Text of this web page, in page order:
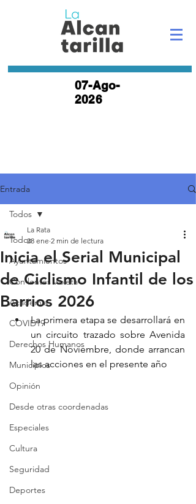
07-Ago-
2026
Entrada
Todos
Ayuntamientos
Con lentes violeta
Academia
COVID19
Derechos Humanos
Municipios
Opinión
Desde otras coordenadas
Especiales
Cultura
Seguridad
Deportes
Todos
Inicia el Serial Municipal
de Ciclismo Infantil de los
Barrios 2026
La Rata
28 ene 2 min de lectura
La primera etapa se desarrollará en
un circuito trazado sobre Avenida
20 de Noviembre, donde arrancan
las acciones en el presente año